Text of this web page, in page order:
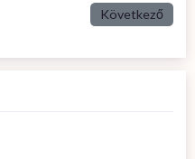
Következő